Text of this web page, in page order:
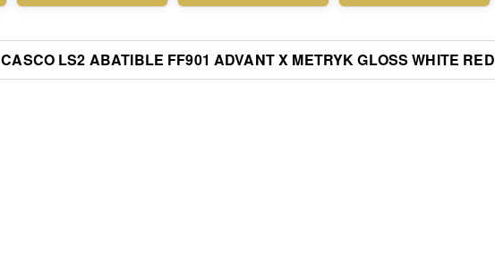
CASCO LS2 ABATIBLE FF901 ADVANT X METRYK GLOSS WHITE RED